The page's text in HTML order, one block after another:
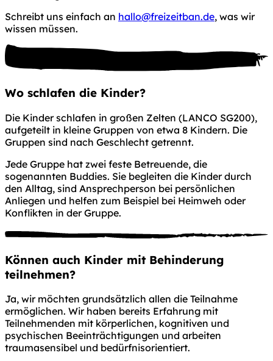
Schreibt uns einfach an hallo@freizeitban.de, was wir
wissen müssen.
Wo schlafen die Kinder?
Die Kinder schlafen in großen Zelten (LANCO SG200),
aufgeteilt in kleine Gruppen von etwa 8 Kindern. Die
Gruppen sind nach Geschlecht getrennt.
Jede Gruppe hat zwei feste Betreuende, die
sogenannten Buddies. Sie begleiten die Kinder durch
den Alltag, sind Ansprechperson bei persönlichen
Anliegen und helfen zum Beispiel bei Heimweh oder
Konflikten in der Gruppe.
Können auch Kinder mit Behinderung
teilnehmen?
Ja, wir möchten grundsätzlich allen die Teilnahme
ermöglichen. Wir haben bereits Erfahrung mit
Teilnehmenden mit körperlichen, kognitiven und
psychischen Beeinträchtigungen und arbeiten
traumasensibel und bedürfnisorientiert.